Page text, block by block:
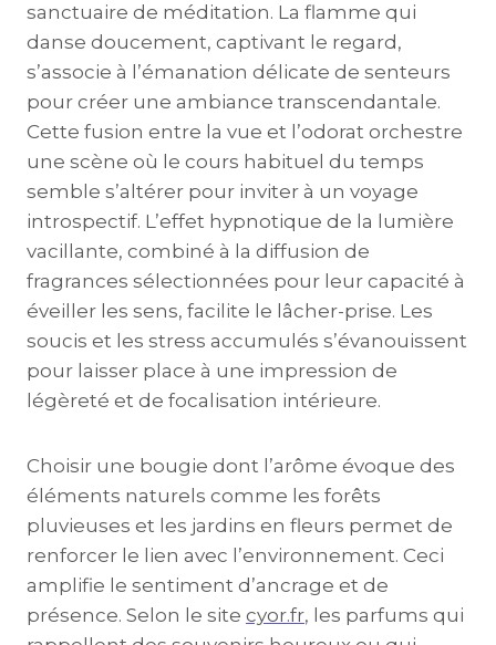
sanctuaire de méditation. La flamme qui
danse doucement, captivant le regard,
s’associe à l’émanation délicate de senteurs
pour créer une ambiance transcendantale.
Cette fusion entre la vue et l’odorat orchestre
une scène où le cours habituel du temps
semble s’altérer pour inviter à un voyage
introspectif. L’effet hypnotique de la lumière
vacillante, combiné à la diffusion de
fragrances sélectionnées pour leur capacité à
éveiller les sens, facilite le lâcher-prise. Les
soucis et les stress accumulés s’évanouissent
pour laisser place à une impression de
légèreté et de focalisation intérieure.
Choisir une bougie dont l’arôme évoque des
éléments naturels comme les forêts
pluvieuses et les jardins en fleurs permet de
renforcer le lien avec l’environnement. Ceci
amplifie le sentiment d’ancrage et de
présence. Selon le site cyor.fr, les parfums qui